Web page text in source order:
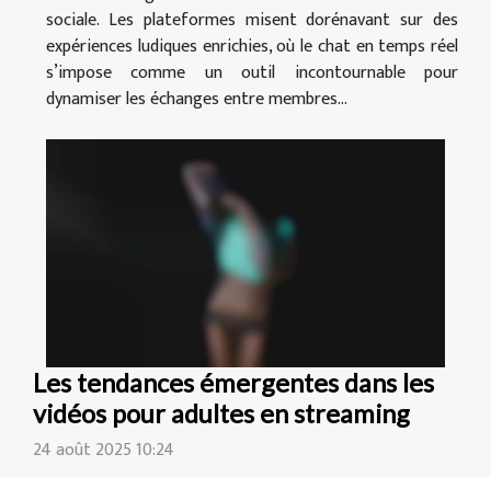
sociale. Les plateformes misent dorénavant sur des
expériences ludiques enrichies, où le chat en temps réel
s’impose comme un outil incontournable pour
dynamiser les échanges entre membres...
Les tendances émergentes dans les
vidéos pour adultes en streaming
24 août 2025 10:24